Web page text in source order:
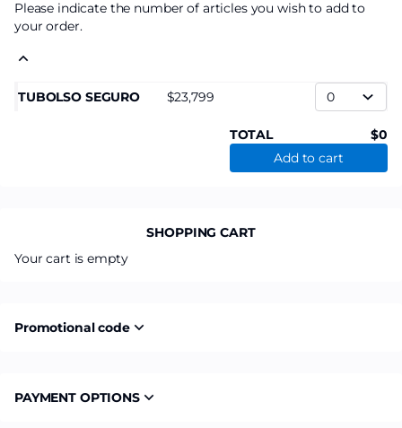
Please indicate the number of articles you wish to add to
your order.
TUBOLSO SEGURO 23,799
TOTAL
0
Add to cart
SHOPPING CART
Your cart is empty
Promotional code
PAYMENT OPTIONS